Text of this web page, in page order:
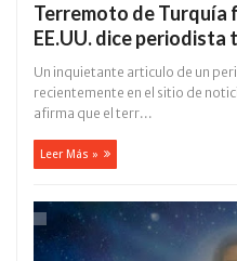
Terremoto de Turquía
EE.UU. dice periodista
Un inquietante articulo de un
recientemente en el sitio de
afirma que el terr...
Leer Más »